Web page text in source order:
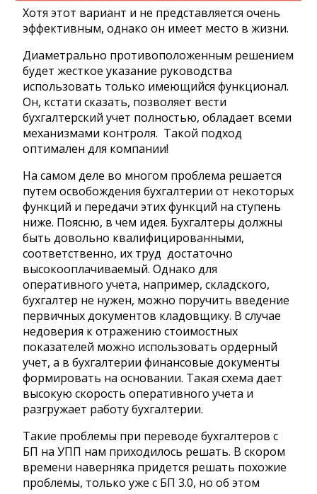
Хотя этот вариант и не представляется очень
эффективным, однако он имеет место в жизни.
Диаметрально противоположенным решением
будет жесткое указание руководства
использовать только имеющийся функционал.
Он, кстати сказать, позволяет вести
бухгалтерский учет полностью, обладает всеми
механизмами контроля. Такой подход
оптимален для компании!
На самом деле во многом проблема решается
путем освобождения бухгалтерии от некоторых
функций и передачи этих функций на ступень
ниже. Поясню, в чем идея. Бухгалтеры должны
быть довольно квалифицированными,
соответственно, их труд достаточно
высокооплачиваемый. Однако для
оперативного учета, например, складского,
бухгалтер не нужен, можно поручить введение
первичных документов кладовщику. В случае
недоверия к отражению стоимостных
показателей можно использовать ордерный
учет, а в бухгалтерии финансовые документы
формировать на основании. Такая схема дает
высокую скорость оперативного учета и
разгружает работу бухгалтерии.
Такие проблемы при переводе бухгалтеров с
БП на УПП нам приходилось решать. В скором
времени наверняка придется решать похожие
проблемы, только уже с БП 3.0, но об этом